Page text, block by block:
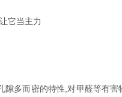
它当主力
多而密的特性,对甲醛等有害